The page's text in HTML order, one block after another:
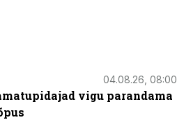
04.08.26, 08:00
vigu parandama